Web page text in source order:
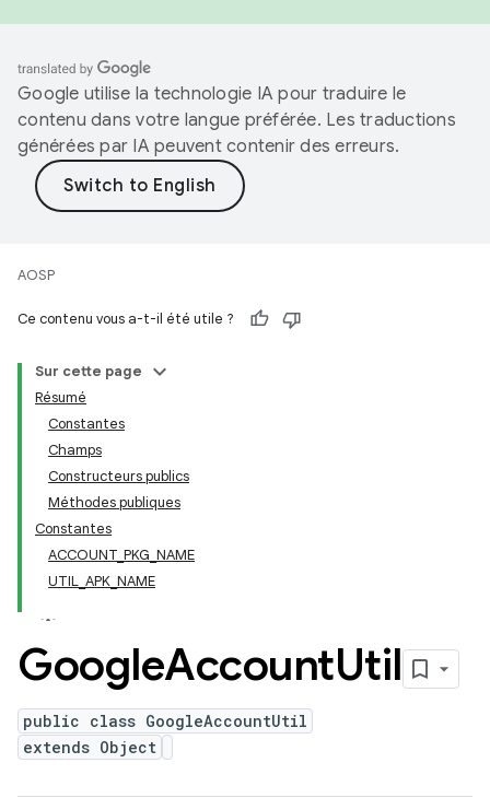
Google utilise la technologie IA pour traduire le
contenu dans votre langue préférée. Les traductions
générées par IA peuvent contenir des erreurs.
AOSP
Ce contenu vous a-t-il été utile ?
Sur cette page
Résumé
Constantes
Champs
Constructeurs publics
Méthodes publiques
Constantes
ACCOUNT_PKG_NAME
UTIL_APK_NAME
GoogleAccountUtil
public class GoogleAccountUtil
extends Object